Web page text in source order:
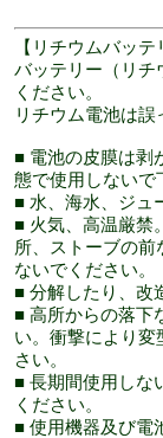
【リチウムバッ
バッテリー（リチ
ください。
リチウム電池は
■ 電池の皮膜は剥
態で使用しないで
■ 水、海水、ジュ
■ 火気、高温厳禁
所、ストーブの
ないでください。
■ 分解したり、改
■ 高所からの落下
い。衝撃により変
さい。
■ 長期間使用しな
ください。
■ 使用機器及び電